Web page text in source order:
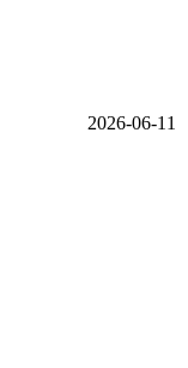
2026-06-11